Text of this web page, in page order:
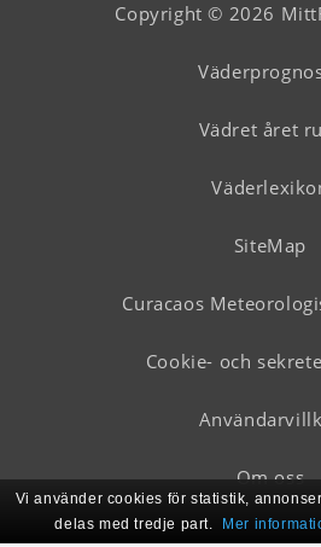
Copyright © 2026
Vädret året
SiteMap
Curacaos
Cookie- och
Om oss
Vi använder cookies för statistik,
delas med tredje part.
Mer